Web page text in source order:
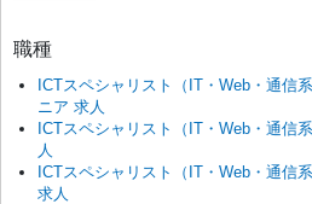
職種
ICTスペシャリスト（IT・Web・通信
ニア 求人
ICTスペシャリスト（IT・Web・通信
人
ICTスペシャリスト（IT・Web・通信
求人